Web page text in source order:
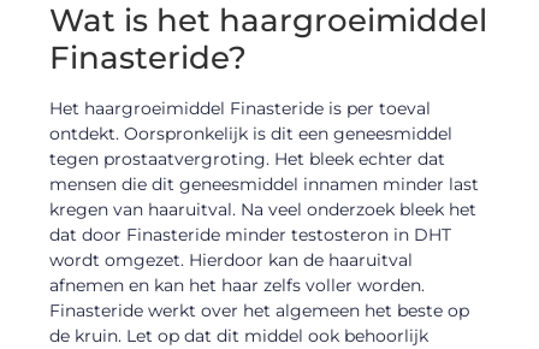
Wat is het haargroeimiddel
Finasteride?
Het haargroeimiddel Finasteride is per toeval
ontdekt. Oorspronkelijk is dit een geneesmiddel
tegen prostaatvergroting. Het bleek echter dat
mensen die dit geneesmiddel innamen minder last
kregen van haaruitval. Na veel onderzoek bleek het
dat door Finasteride minder testosteron in DHT
wordt omgezet. Hierdoor kan de haaruitval
afnemen en kan het haar zelfs voller worden.
Finasteride werkt over het algemeen het beste op
de kruin. Let op dat dit middel ook behoorlijk